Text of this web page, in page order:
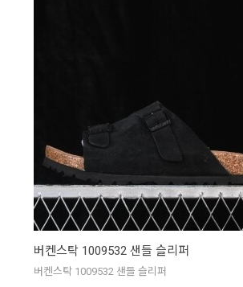
버켄스탁 1009532 샌들 슬리퍼
버켄스탁 1009532 샌들 슬리퍼